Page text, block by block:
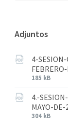
Adjuntos
4-
185 kB
4.-
MAYO-DE-
304 kB